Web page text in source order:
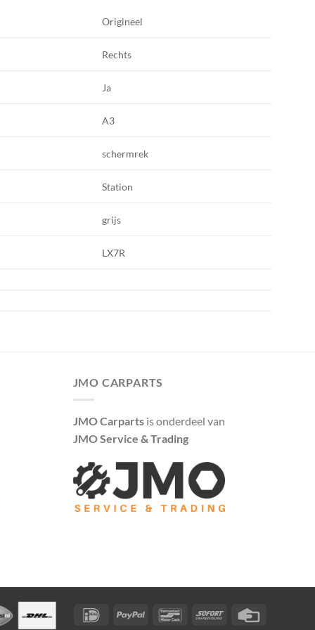
Origineel
Rechts
Ja
A3
schermrek
Station
grijs
LX7R
JMO CARPARTS
JMO Carpartsis onderdeel van
JMO Service & Trading